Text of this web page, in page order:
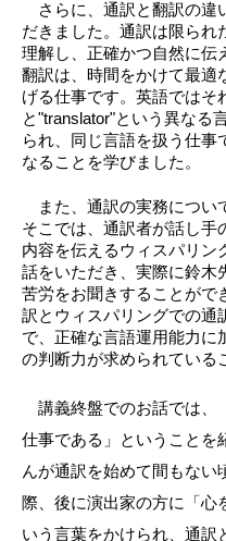
さらに、通訳と翻訳の違
だきました。通訳は限られ
理解し、正確かつ自然に伝
翻訳は、時間をかけて最適
げる仕事です。英語ではそ
と"translator"という異なる
られ、同じ言語を扱う仕事
なることを学びました。
また、通訳の実務につい
そこでは、通訳者が話し手
内容を伝えるウィスパリン
話をいただき、実際に鈴木
苦労をお聞きすることがで
訳とウィスパリングでの通
で、正確な言語運用能力に
の判断力が求められている
講義終盤でのお話では、
仕事である」ということを
んが通訳を始めて間もない
際、後に演出家の方に「心
いう言葉をかけられ、通訳